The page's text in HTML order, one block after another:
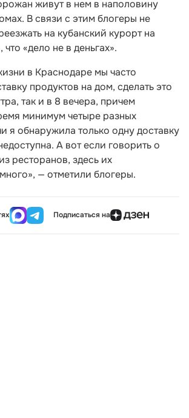
живут в нем в наполовину
В связи с этим блогеры не
на кубанский курорт на
«дело не в деньгах».
в Краснодаре мы часто
продуктов на дом, сделать это
так и в 8 вечера, причем
минимум четыре разных
я обнаружила только одну доставку
А вот если говорить о
ресторанов, здесь их
— отметили блогеры.
Подписаться на